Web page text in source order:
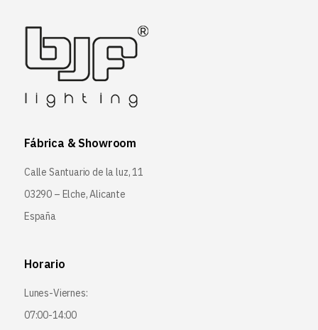
Fábrica & Showroom
Calle Santuario de la luz, 11
03290 – Elche, Alicante
España
Horario
Lunes-Viernes:
07:00-14:00